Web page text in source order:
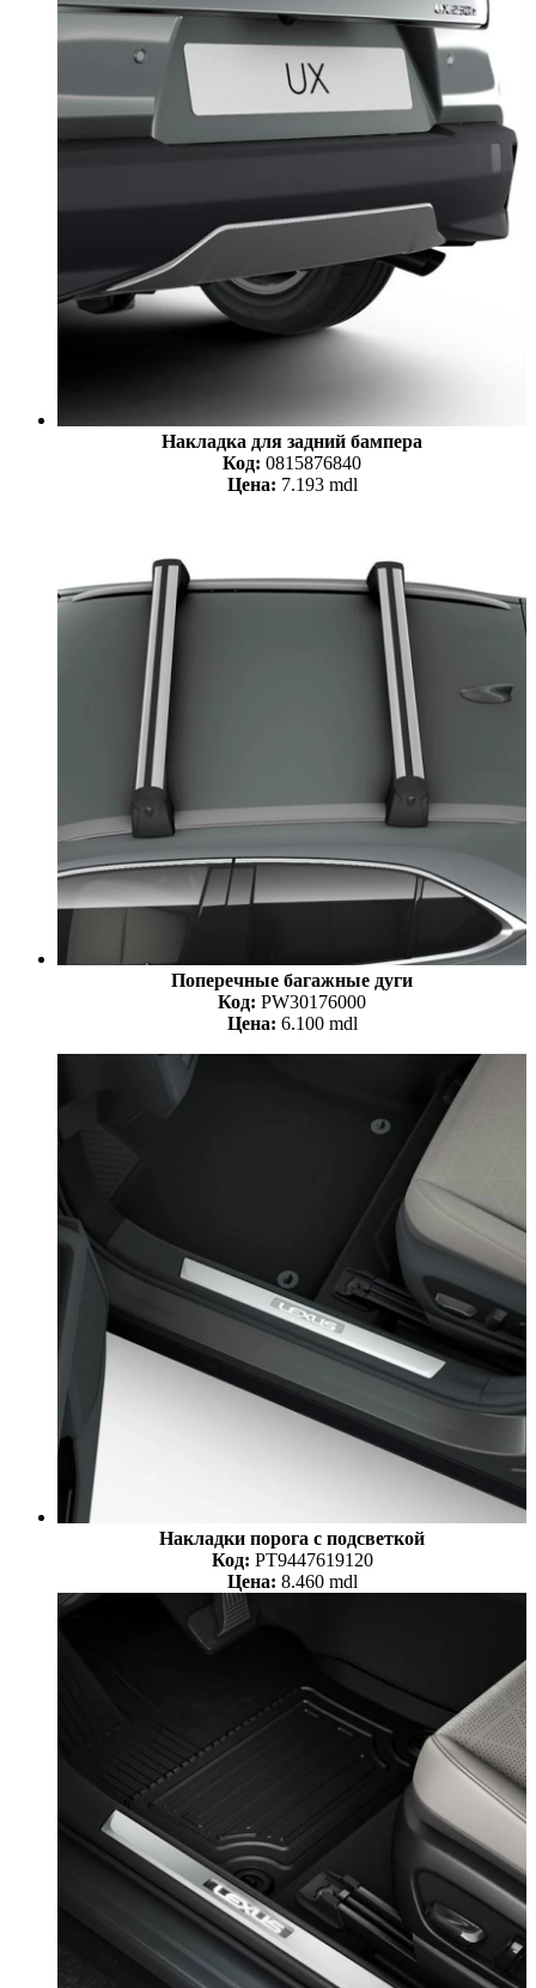
Накладка для задний бампера
Код: 0815876840
Цена: 7.193 mdl
Поперечные багажные дуги
Код: PW30176000
Цена: 6.100 mdl
Накладки порога с подсветкой
Код: PT9447619120
Цена: 8.460 mdl